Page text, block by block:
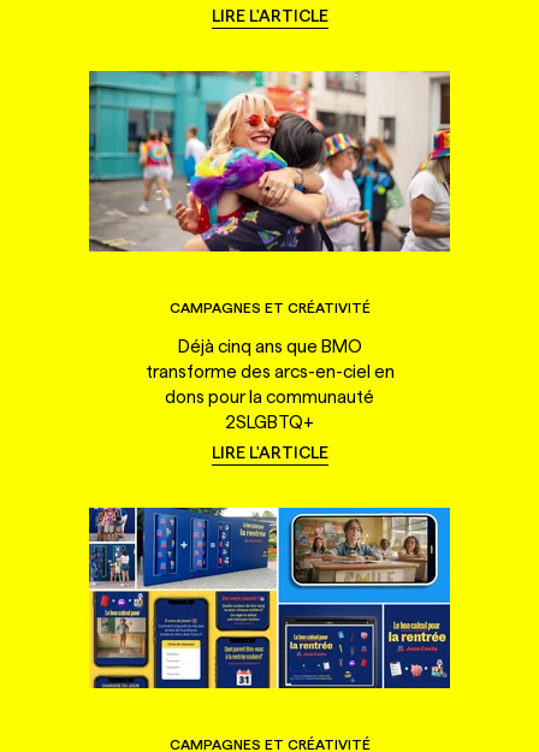
LIRE L'ARTICLE
CAMPAGNES ET CRÉATIVITÉ
Déjà cinq ans que BMO
transforme des arcs-en-ciel en
dons pour la communauté
2SLGBTQ+
LIRE L'ARTICLE
CAMPAGNES ET CRÉATIVITÉ